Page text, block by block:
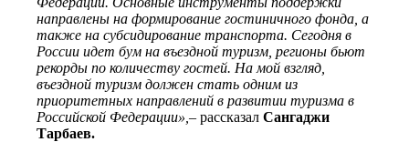
направлены на формирование гостиничного фонда, а
также на субсидирование транспорта. Сегодня в
России идет бум на въездной туризм, регионы бьют
рекорды по количеству гостей. На мой взгляд,
въездной туризм должен стать одним из
приоритетных направлений в развитии туризма в
Российской Федерации», – рассказал Сангаджи
Тарбаев.